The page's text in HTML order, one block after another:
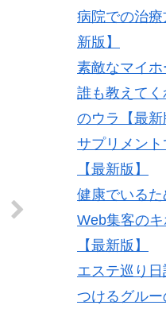
病院での治
新版】
素敵なマイホ
誰も教えて
のウラ【最新
サプリメン
【最新版】
健康でいるた
Web集客の
【最新版】
エステ巡り日
つけるグル